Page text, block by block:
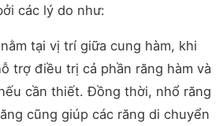
các lý do như:
tại vị trí giữa cung hàm, khi
trợ điều trị cả phần răng hàm và
cần thiết. Đồng thời, nhổ răng
cũng giúp các răng di chuyển